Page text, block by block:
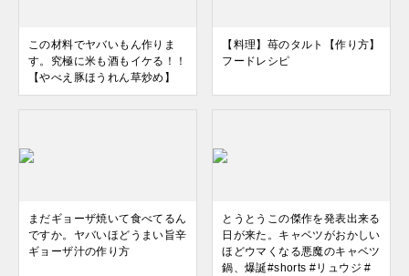
この材料でヤバいもん作りま
す。究極に米も酒もイケる！！
【やべえ豚ほうれん草炒め】
【料理】苺のタルト【作り方】
フードレシピ
まだギョーザ焼いて食べてるん
ですか。ヤバいほどうまい旨辛
ギョーザ汁の作り方
とうとうこの傑作を発表出来る
日が来た。キャベツがおかしい
ほどウマくなる悪魔のキャベツ
鍋、爆誕#shorts #リュウジ #